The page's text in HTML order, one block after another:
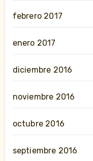
febrero 2017
enero 2017
diciembre 2016
noviembre 2016
octubre 2016
septiembre 2016